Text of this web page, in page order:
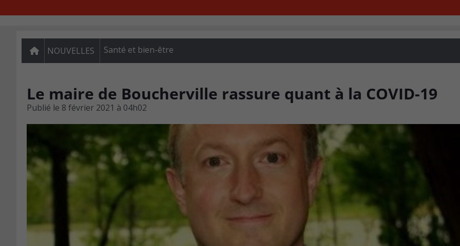
NOUVELLES Santé et bien-être
Le maire de Boucherville rassure quant à la COVID-19
Publié le 8 février 2021 à 04h02